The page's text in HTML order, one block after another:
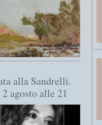
alla Sandrelli.
agosto alle 21